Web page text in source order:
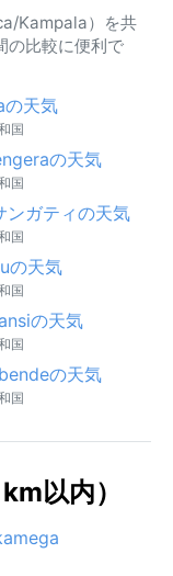
Kampala）を共
の比較に便利で
天気
国
の天気
国
ガティの天気
国
天気
国
の天気
国
の天気
国
以内）